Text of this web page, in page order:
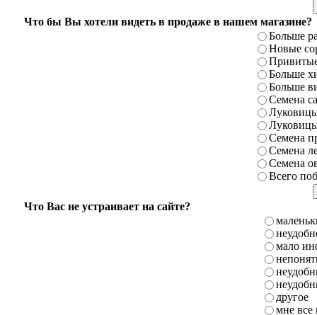
Что бы Вы хотели видеть в продаже в нашем магазине?
Больше
Новые
Больше
Больше
Семена
Семена
Семена
Семена
Всего
Что Вас не устраивает на сайте?
мало
другое
мне все